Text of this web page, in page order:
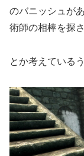
のバニッシュが
術師の相棒を探
とか考えている